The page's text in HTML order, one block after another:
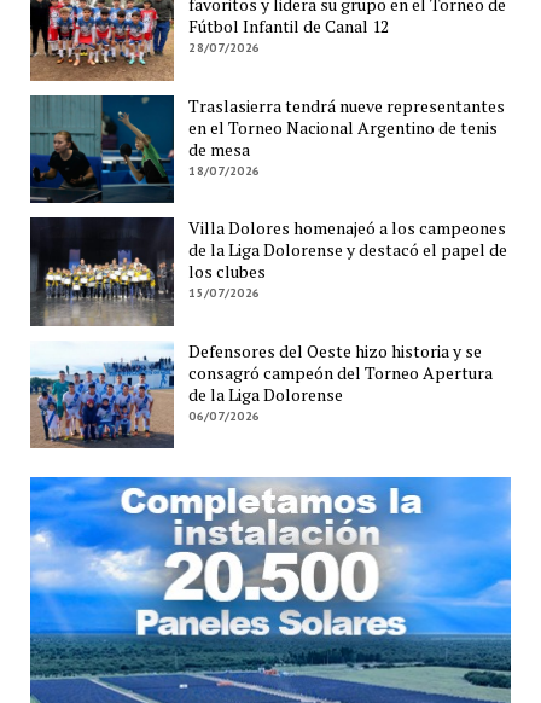
Fútbol Infantil de Canal 12
28/07/2026
Traslasierra tendrá nueve representantes
en el Torneo Nacional Argentino de tenis
de mesa
18/07/2026
Villa Dolores homenajeó a los campeones
de la Liga Dolorense y destacó el papel de
los clubes
15/07/2026
Defensores del Oeste hizo historia y se
consagró campeón del Torneo Apertura
de la Liga Dolorense
06/07/2026